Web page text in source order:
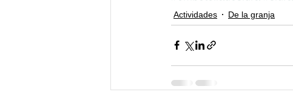
Actividades De la granja